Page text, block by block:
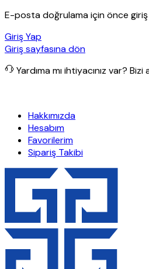
E-posta doğrulama için önce giriş
Giriş Yap
Giriş sayfasına dön
Yardıma mı ihtiyacınız var? Bizi
Hakkımızda
Hesabım
Favorilerim
Sipariş Takibi